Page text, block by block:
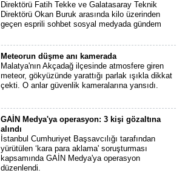
Direktörü Fatih Tekke ve Galatasaray Teknik
Direktörü Okan Buruk arasında kilo üzerinden
geçen esprili sohbet sosyal medyada gündem
Meteorun düşme anı kamerada
Malatya'nın Akçadağ ilçesinde atmosfere giren
meteor, gökyüzünde yarattığı parlak ışıkla dikkat
çekti. O anlar güvenlik kameralarına yansıdı.
GAİN Medya'ya operasyon: 3 kişi gözaltına
alındı
İstanbul Cumhuriyet Başsavcılığı tarafından
yürütülen ‘kara para aklama' soruşturması
kapsamında GAİN Medya'ya operasyon
düzenlendi.